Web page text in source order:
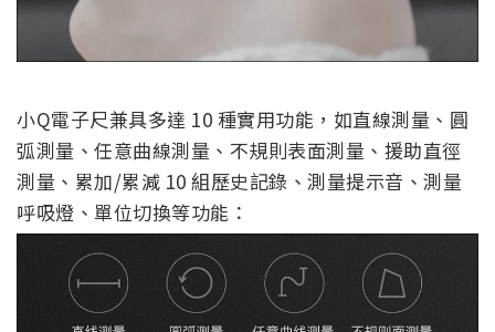
小Q電子尺兼具多達 10 種實用功能，如直線測量、圓
弧測量、任意曲線測量、不規則表面測量、援助直徑
測量、累加/累減 10 組歷史記錄、測量提示音、測量
呼吸燈、單位切換等功能：